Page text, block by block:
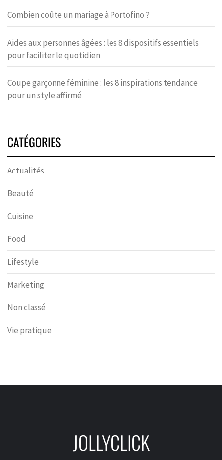
Combien coûte un mariage à Portofino ?
Aides aux personnes âgées : les 8 dispositifs essentiels
pour faciliter le quotidien
Coupe garçonne féminine : les 8 inspirations tendance
pour un style affirmé
CATÉGORIES
Actualités
Beauté
Cuisine
Food
Lifestyle
Marketing
Non classé
Vie pratique
JOLLYCLICK